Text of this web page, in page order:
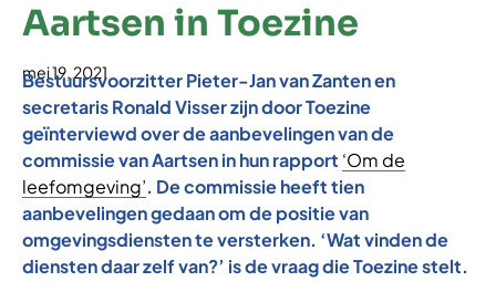
Aartsen in Toezine
mei 19, 2021
Bestuursvoorzitter Pieter-Jan van Zanten en
secretaris Ronald Visser zijn door Toezine
geïnterviewd over de aanbevelingen van de
commissie van Aartsen in hun rapport ‘Om de
leefomgeving’. De commissie heeft tien
aanbevelingen gedaan om de positie van
omgevingsdiensten te versterken. ‘Wat vinden de
diensten daar zelf van?’ is de vraag die Toezine stelt.